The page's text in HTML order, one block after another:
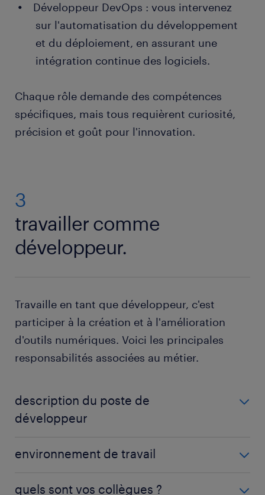
Développeur DevOps : vous intervenez
sur l'automatisation du développement
et du déploiement, en assurant une
intégration continue des logiciels.
Chaque rôle demande des compétences
spécifiques, mais tous requièrent curiosité,
précision et goût pour l'innovation.
3
travailler comme
développeur.
Travaille en tant que développeur, c'est
participer à la création et à l'amélioration
d'outils numériques. Voici les principales
responsabilités associées au métier.
description du poste de
développeur
étapes du cycle de développement logiciel. La
développeur incluent :
environnement de travail
quels sont vos collègues ?